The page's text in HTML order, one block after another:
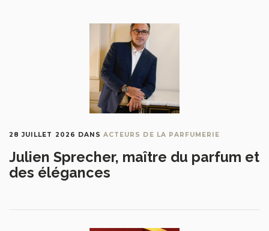
28 JUILLET 2026 DANSACTEURS DE LA PARFUMERIE
Julien Sprecher, maître du parfum et
des élégances